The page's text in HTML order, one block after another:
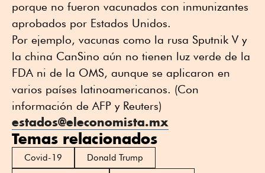
porque no fueron vacunados con inmunizantes
aprobados por Estados Unidos.
Por ejemplo, vacunas como la rusa Sputnik V y
la china CanSino aún no tienen luz verde de la
FDA ni de la OMS, aunque se aplicaron en
varios países latinoamericanos. (Con
información de AFP y Reuters)
estados@eleconomista.mx
Temas relacionados
Covid-19
Donald Trump